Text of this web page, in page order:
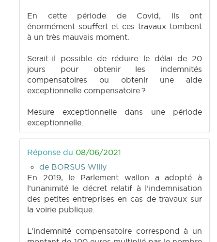
En cette période de Covid, ils ont
énormément souffert et ces travaux tombent
à un très mauvais moment.
Serait-il possible de réduire le délai de 20
jours pour obtenir les indemnités
compensatoires ou obtenir une aide
exceptionnelle compensatoire ?
Mesure exceptionnelle dans une période
exceptionnelle.
Réponse du 08/06/2021
de BORSUS Willy
En 2019, le Parlement wallon a adopté à
l’unanimité le décret relatif à l’indemnisation
des petites entreprises en cas de travaux sur
la voirie publique.
L’indemnité compensatoire correspond à un